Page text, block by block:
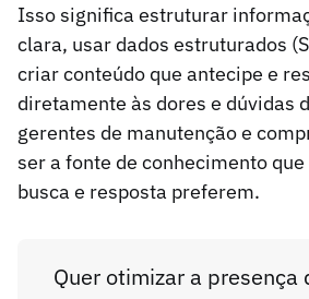
Isso significa estruturar
clara, usar dados estruturados
criar conteúdo que antecipe e
diretamente às dores e dúvidas
gerentes de manutenção e
ser a fonte de conhecimento
busca e resposta preferem.
Quer otimizar a presença